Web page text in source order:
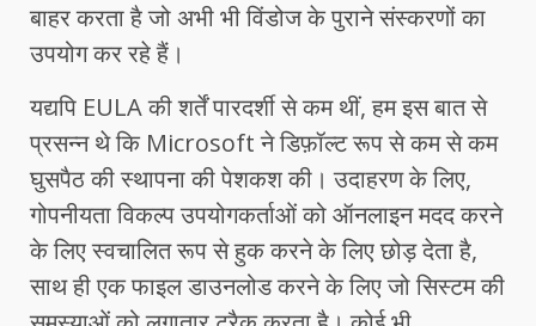
बाहर करता है जो अभी भी विंडोज के पुराने संस्करणों का
उपयोग कर रहे हैं।
यद्यपि EULA की शर्तें पारदर्शी से कम थीं, हम इस बात से
प्रसन्न थे कि Microsoft ने डिफ़ॉल्ट रूप से कम से कम
घुसपैठ की स्थापना की पेशकश की। उदाहरण के लिए,
गोपनीयता विकल्प उपयोगकर्ताओं को ऑनलाइन मदद करने
के लिए स्वचालित रूप से हुक करने के लिए छोड़ देता है,
साथ ही एक फाइल डाउनलोड करने के लिए जो सिस्टम की